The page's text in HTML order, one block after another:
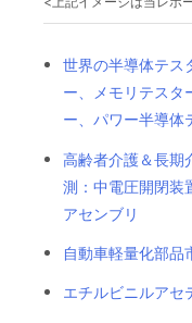
世界の半導体テス
ー、メモリテスタ
ー、パワー半導体
高齢者介護＆長期
測：中電圧開閉装
アセンブリ
自動車軽量化部
エチルビニルアセ